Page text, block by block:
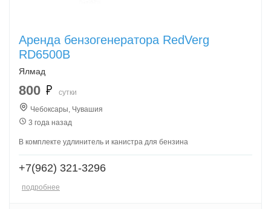
Аренда бензогенератора RedVerg
RD6500B
Ялмад
800
сутки
Чебоксары, Чувашия
3 года назад
В комплекте удлинитель и канистра для бензина
+7(962) 321-3296
подробнее